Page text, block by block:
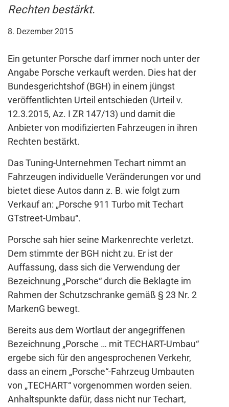
Rechten bestärkt.
8. Dezember 2015
Ein getunter Porsche darf immer noch unter der
Angabe Porsche verkauft werden. Dies hat der
Bundesgerichtshof (BGH) in einem jüngst
veröffentlichten Urteil entschieden (Urteil v.
12.3.2015, Az. I ZR 147/13) und damit die
Anbieter von modifizierten Fahrzeugen in ihren
Rechten bestärkt.
Das Tuning-Unternehmen Techart nimmt an
Fahrzeugen individuelle Veränderungen vor und
bietet diese Autos dann z. B. wie folgt zum
Verkauf an: „Porsche 911 Turbo mit Techart
GTstreet-Umbau“.
Porsche sah hier seine Markenrechte verletzt.
Dem stimmte der BGH nicht zu. Er ist der
Auffassung, dass sich die Verwendung der
Bezeichnung „Porsche“ durch die Beklagte im
Rahmen der Schutzschranke gemäß § 23 Nr. 2
MarkenG bewegt.
Bereits aus dem Wortlaut der angegriffenen
Bezeichnung „Porsche … mit TECHART-Umbau“
ergebe sich für den angesprochenen Verkehr,
dass an einem „Porsche“-Fahrzeug Umbauten
von „TECHART“ vorgenommen worden seien.
Anhaltspunkte dafür, dass nicht nur Techart,